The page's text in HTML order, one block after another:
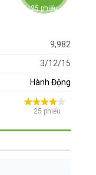
25 phiếu
9,982
3/12/15
Hành Động
25 phiếu